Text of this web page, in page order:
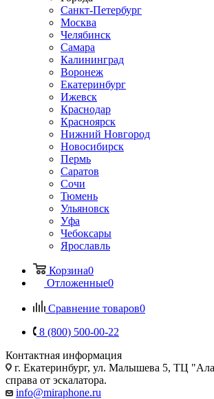
Санкт-Петербург
Москва
Челябинск
Самара
Калининград
Воронеж
Екатеринбург
Ижевск
Краснодар
Красноярск
Нижний Новгород
Новосибирск
Пермь
Саратов
Сочи
Тюмень
Ульяновск
Уфа
Чебоксары
Ярославль
Корзина0
Отложенные0
Сравнение товаров0
8 (800) 500-00-22
Контактная информация
г. Екатеринбург, ул. Малышева 5, ТЦ
справа от эскалатора.
info@miraphone.ru